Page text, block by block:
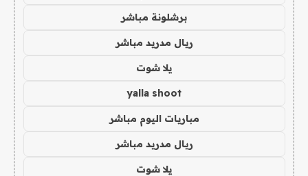
برشلونة مباشر
ريال مدريد مباشر
يلا شوت
yalla shoot
مباريات اليوم مباشر
ريال مدريد مباشر
يلا شوت